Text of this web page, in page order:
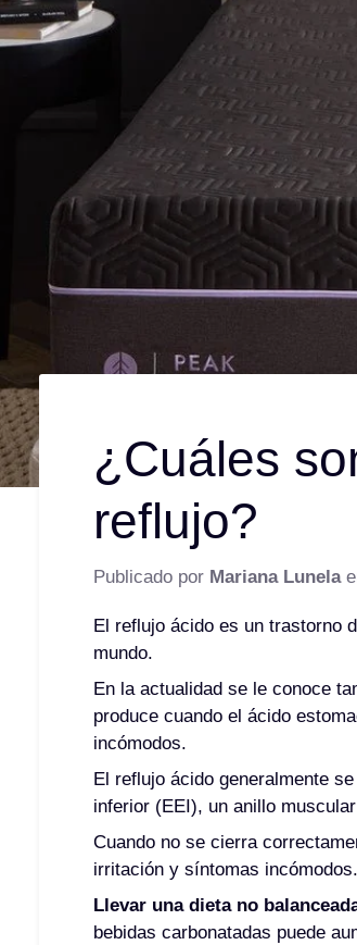
¿Cuáles
reflujo?
Publicado por Mariana Lunela
El reflujo ácido es un trastorno
mundo.
En la actualidad se le conoce
produce cuando el ácido
incómodos.
El reflujo ácido generalmente
inferior (EEI), un anillo
Cuando no se cierra
irritación y síntomas
Llevar una dieta no
bebidas carbonatadas puede